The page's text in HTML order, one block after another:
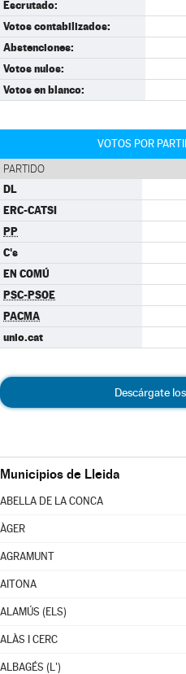
Escrutado:
Votos contabilizados:
Abstenciones:
Votos nulos:
Votos en blanco:
VOTOS POR
PARTIDO
DL
ERC-CATSI
PP
C's
EN COMÚ
PSC-PSOE
PACMA
unio.cat
Descárgate
Municipios de Lleida
ABELLA DE LA CONCA
ÀGER
AGRAMUNT
AITONA
ALAMÚS (ELS)
ALÀS I CERC
ALBAGÉS (L')